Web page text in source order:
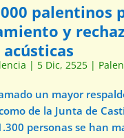
palentinos
y
| 5 Dic, 2525|
un mayor
de la Junta de
personas se han